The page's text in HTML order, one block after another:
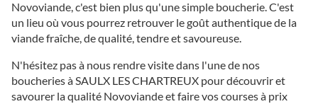
Novoviande, c'est bien plus qu'une simple boucherie. C'est
un lieu où vous pourrez retrouver le goût authentique de la
viande fraîche, de qualité, tendre et savoureuse.
N'hésitez pas à nous rendre visite dans l'une de nos
boucheries à SAULX LES CHARTREUX pour découvrir et
savourer la qualité Novoviande et faire vos courses à prix